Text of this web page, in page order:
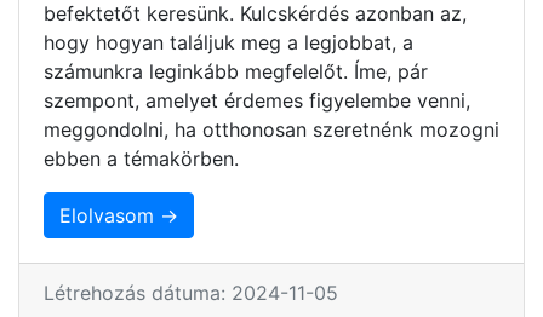
befektetőt keresünk. Kulcskérdés azonban az,
hogy hogyan találjuk meg a legjobbat, a
számunkra leginkább megfelelőt. Íme, pár
szempont, amelyet érdemes figyelembe venni,
meggondolni, ha otthonosan szeretnénk mozogni
ebben a témakörben.
Elolvasom →
Létrehozás dátuma: 2024-11-05